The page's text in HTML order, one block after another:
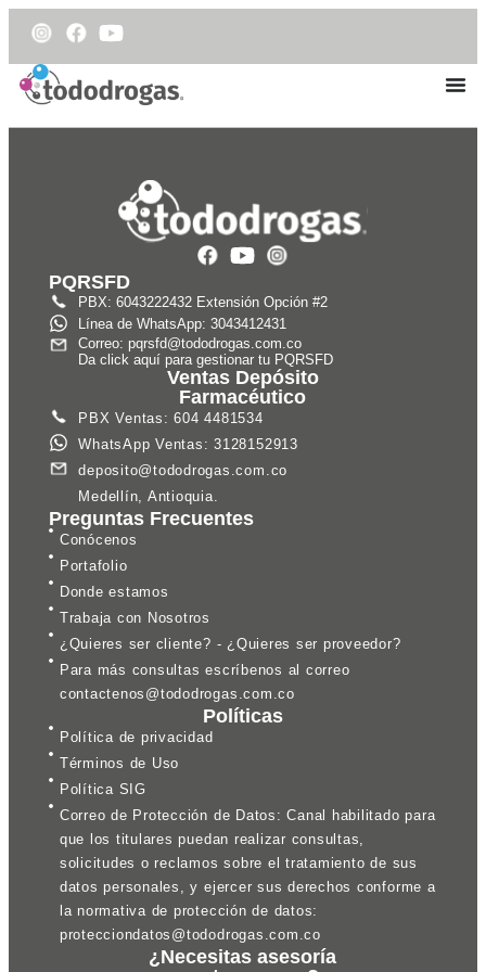
PQRSFD
PBX: 6043222432 Extensión Opción #2
Línea de WhatsApp: 3043412431
Correo: pqrsfd@tododrogas.com.co
Da click aquí para gestionar tu PQRSFD
Ventas Depósito
Farmacéutico
PBX Ventas: 604 4481534
WhatsApp Ventas: 3128152913
deposito@tododrogas.com.co
Medellín, Antioquia.
Preguntas Frecuentes
Conócenos
Portafolio
Donde estamos
Trabaja con Nosotros
¿Quieres ser cliente? - ¿Quieres ser proveedor?
Para más consultas escríbenos al correo
contactenos@tododrogas.com.co
Políticas
Política de privacidad
Términos de Uso
Política SIG
Correo de Protección de Datos: Canal habilitado para
que los titulares puedan realizar consultas,
solicitudes o reclamos sobre el tratamiento de sus
datos personales, y ejercer sus derechos conforme a
la normativa de protección de datos:
protecciondatos@tododrogas.com.co
¿Necesitas asesoría